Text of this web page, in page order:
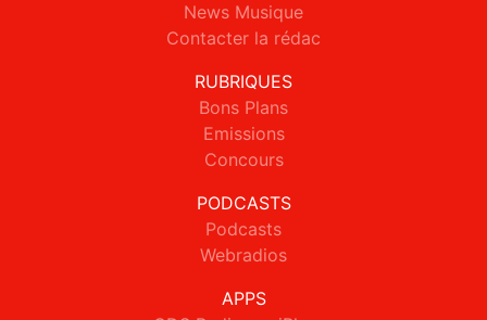
News Musique
Contacter la rédac
RUBRIQUES
Bons Plans
Emissions
Concours
PODCASTS
Podcasts
Webradios
APPS